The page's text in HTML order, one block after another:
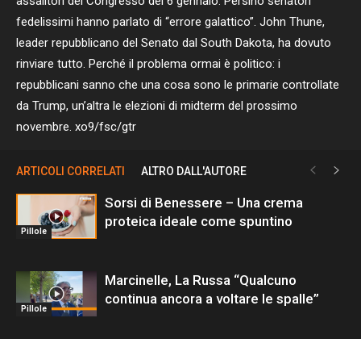
fedelissimi hanno parlato di “errore galattico”. John Thune,
leader repubblicano del Senato dal South Dakota, ha dovuto
rinviare tutto. Perché il problema ormai è politico: i
repubblicani sanno che una cosa sono le primarie controllate
da Trump, un’altra le elezioni di midterm del prossimo
novembre. xo9/fsc/gtr
ARTICOLI CORRELATI ALTRO DALL'AUTORE
Pillole
Sorsi di Benessere – Una crema
proteica ideale come spuntino
Pillole
Marcinelle, La Russa “Qualcuno
continua ancora a voltare le spalle”